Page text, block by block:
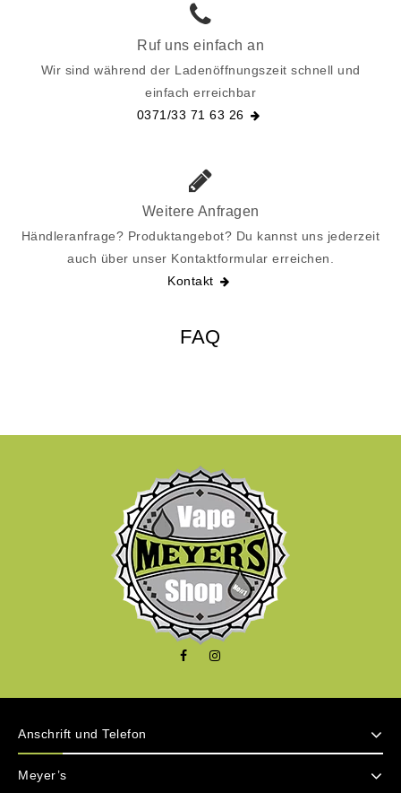
FAQ
Ruf uns einfach an
Wir sind während der Ladenöffnungszeit schnell und
einfach erreichbar
0371/33 71 63 26
Weitere Anfragen
Händleranfrage? Produktangebot? Du kannst uns jederzeit
auch über unser Kontaktformular erreichen.
Kontakt
Anschrift und Telefon
Meyer’s